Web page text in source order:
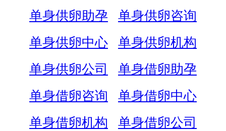
单身供卵助孕
单身供卵咨询
单身供卵中心
单身供卵机构
单身供卵公司
单身借卵助孕
单身借卵咨询
单身借卵中心
单身借卵机构
单身借卵公司